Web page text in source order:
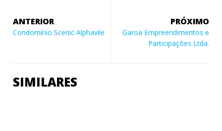
ANTERIOR
Condomínio Scenic Alphavile
PRÓXIMO
Garoa Empreendimentos e
Participações Ltda.
SIMILARES